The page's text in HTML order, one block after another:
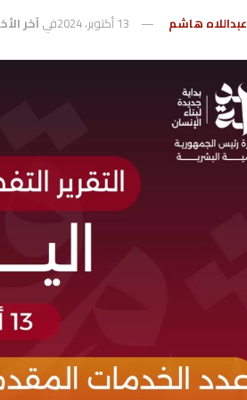
عبداللاه هاشم 13 أكتوبر، 2024 فيآخر